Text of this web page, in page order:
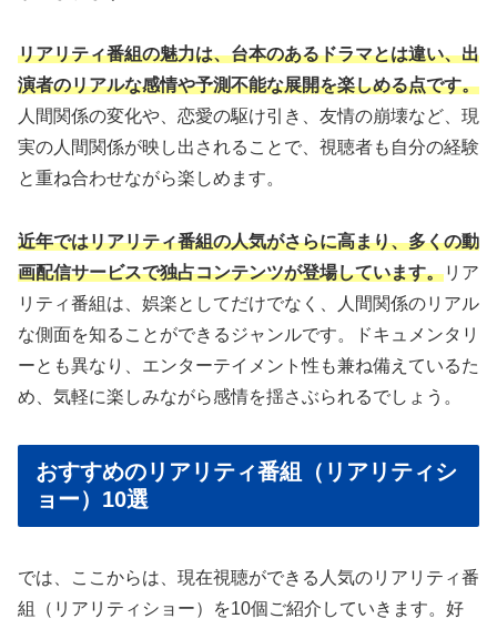
リアリティ番組の魅力は、台本のあるドラマとは違い、出
演者のリアルな感情や予測不能な展開を楽しめる点です。
人間関係の変化や、恋愛の駆け引き、友情の崩壊など、現
実の人間関係が映し出されることで、視聴者も自分の経験
と重ね合わせながら楽しめます。
近年ではリアリティ番組の人気がさらに高まり、多くの動
画配信サービスで独占コンテンツが登場しています。リア
リティ番組は、娯楽としてだけでなく、人間関係のリアル
な側面を知ることができるジャンルです。ドキュメンタリ
ーとも異なり、エンターテイメント性も兼ね備えているた
め、気軽に楽しみながら感情を揺さぶられるでしょう。
おすすめのリアリティ番組（リアリティシ
ョー）10選
では、ここからは、現在視聴ができる人気のリアリティ番
組（リアリティショー）を10個ご紹介していきます。好